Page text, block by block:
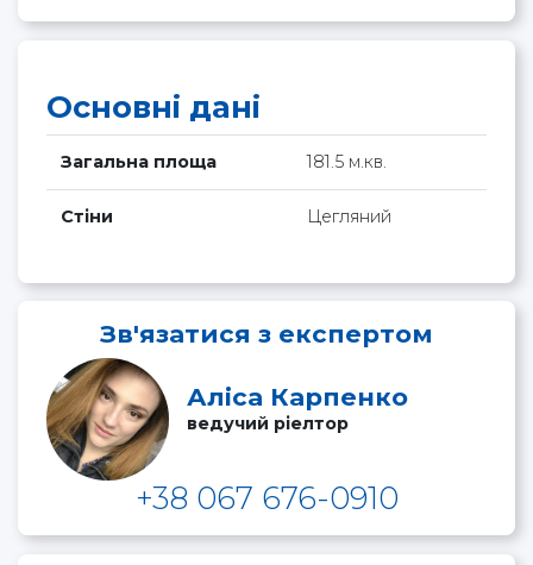
Основні дані
Загальна площа 181.5 м.кв.
Стіни Цегляний
Зв'язатися з експертом
Аліса Карпенко
ведучий ріелтор
+38 067 676-0910